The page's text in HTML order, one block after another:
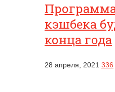
кэшбека
конца года
28 апреля, 2021 336